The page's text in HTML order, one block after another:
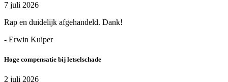
7 juli 2026
Rap en duidelijk afgehandeld. Dank!
- Erwin Kuiper
Hoge compensatie bij letselschade
2 juli 2026